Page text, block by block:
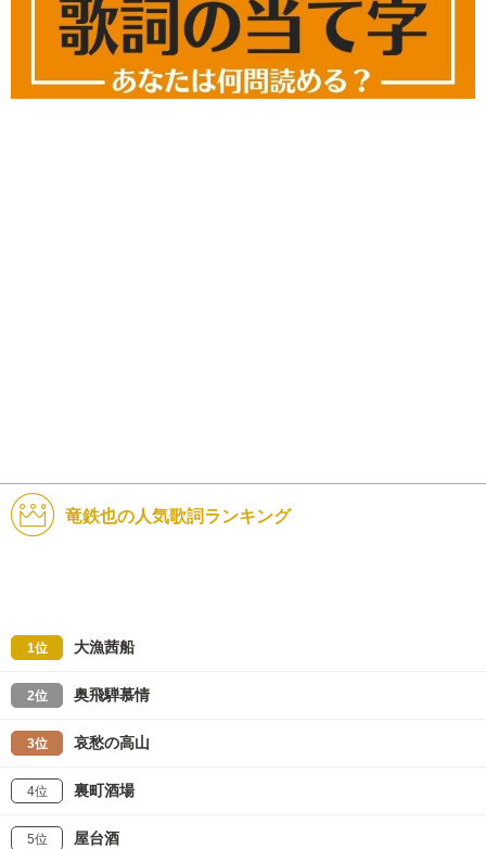
竜鉄也の人気歌詞ランキング
1位 大漁茜船
2位 奥飛騨慕情
3位 哀愁の高山
4位 裏町酒場
5位 屋台酒